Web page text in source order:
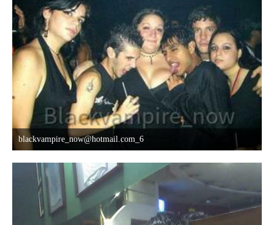
blackvampire_now@hotmail.com_6
8. Oktober 2015 um 03:42